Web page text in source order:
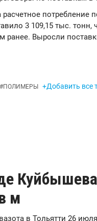
расчетное потребление
3 109,15 тыс. тонн,
ранее. Выросли
#ПОЛИМЕРЫ +Добавить все
м
в Тольятти 26